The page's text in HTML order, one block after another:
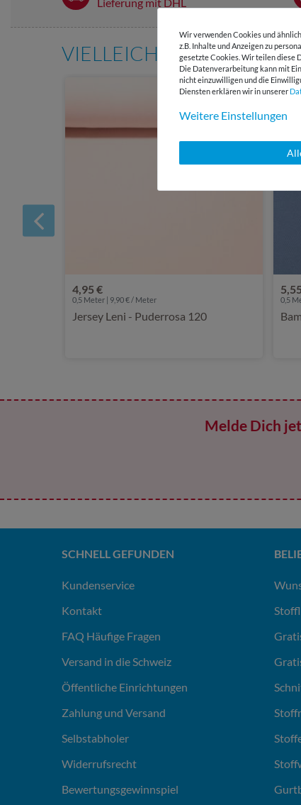
VIELLEICHT AUCH
4,95 €
0,5 Meter | 9,90 € / Meter
Jersey Leni - Puderrosa 120
0,5
Melde Dich
Wir verwenden Cookies und
z.B. Inhalte und Anzeigen zu
gesetzte Cookies. Wir teilen diese
Die Datenverarbeitung kann mit
nicht einzuwilligen und die
Diensten erklären wir in unserer
Weitere Einstellungen
SCHNELL GEFUNDEN
Kundenservice
Kontakt
FAQ Häufige Fragen
Versand in die Schweiz
Öffentliche Einrichtungen
Zahlung und Versand
Selbstabholer
Widerrufsrecht
Bewertungsgewinnspiel